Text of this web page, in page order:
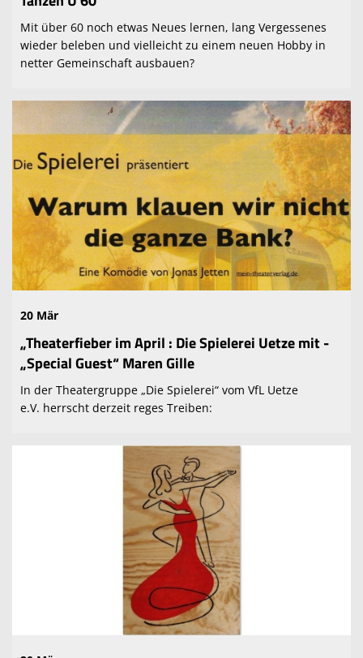
Mit über 60 noch etwas Neues lernen, lang Vergessenes
wieder beleben und vielleicht zu einem neuen Hobby in
netter Gemeinschaft ausbauen?
20 Mär
„Theaterfieber im April : Die Spielerei Uetze mit -
„Special Guest“ Maren Gille
In der Theatergruppe „Die Spielerei“ vom VfL Uetze
e.V. herrscht derzeit reges Treiben: